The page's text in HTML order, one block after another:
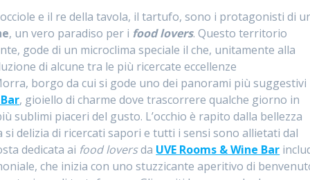
e il re della tavola, il tartufo, sono i protagonisti di
, un vero paradiso per i food lovers. Questo territorio
gode di un microclima speciale il che, unitamente alla
di alcune tra le più ricercate eccellenze
borgo da cui si gode uno dei panorami più suggestivi
, gioiello di charme dove trascorrere qualche giorno in
sublimi piaceri del gusto. L’occhio è rapito dalla bellezza
delizia di ricercati sapori e tutti i sensi sono allietati dal
dedicata ai food loversda UVE Rooms & Wine Bar
che inizia con uno stuzzicante aperitivo di